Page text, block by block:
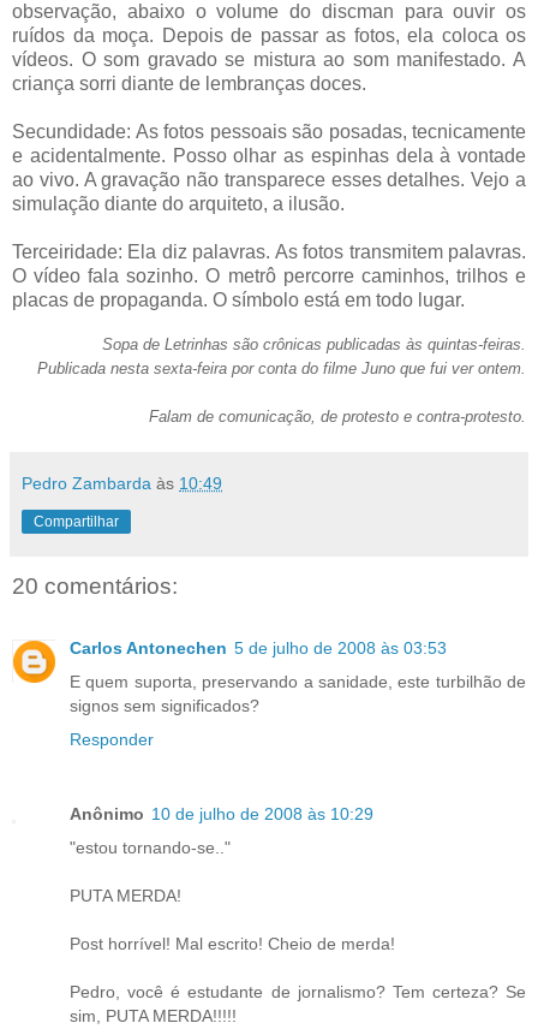
observação, abaixo o volume do discman para ouvir os
ruídos da moça. Depois de passar as fotos, ela coloca os
vídeos. O som gravado se mistura ao som manifestado. A
criança sorri diante de lembranças doces.
Secundidade: As fotos pessoais são posadas, tecnicamente
e acidentalmente. Posso olhar as espinhas dela à vontade
ao vivo. A gravação não transparece esses detalhes. Vejo a
simulação diante do arquiteto, a ilusão.
Terceiridade: Ela diz palavras. As fotos transmitem palavras.
O vídeo fala sozinho. O metrô percorre caminhos, trilhos e
placas de propaganda. O símbolo está em todo lugar.
Sopa de Letrinhas são crônicas publicadas às quintas-feiras.
Publicada nesta sexta-feira por conta do filme Juno que fui ver ontem.
Falam de comunicação, de protesto e contra-protesto.
Pedro Zambarda às 10:49
Compartilhar
20 comentários:
Carlos Antonechen 5 de julho de 2008 às 03:53
E quem suporta, preservando a sanidade, este turbilhão de
signos sem significados?
Responder
Anônimo 10 de julho de 2008 às 10:29
"estou tornando-se.."
PUTA MERDA!
Post horrível! Mal escrito! Cheio de merda!
Pedro, você é estudante de jornalismo? Tem certeza? Se
sim, PUTA MERDA!!!!!